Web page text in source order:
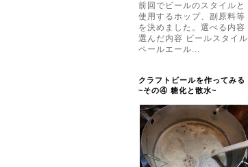
前回でビールのスタイルと
使用するホップ、副原料等
を決めました。選べる内容
選んだ内容 ビールスタイル
ペールエール...
クラフトビールを作ってみる
~その④ 糖化と散水~